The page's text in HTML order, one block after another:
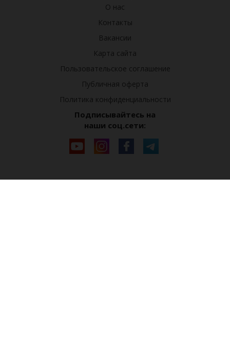
О нас
Контакты
Вакансии
Карта сайта
Пользовательское соглашение
Публичная оферта
Политика конфиденциальности
Подписывайтесь на
наши соц.сети: